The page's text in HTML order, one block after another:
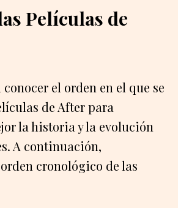
Películas de
el orden en el que se
de After para
la historia y la evolución
A continuación,
cronológico de las